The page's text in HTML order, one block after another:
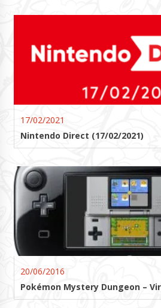
17/02/2021
Nintendo Direct (17/02/2021)
20/06/2016
Pokémon Mystery Dungeon –